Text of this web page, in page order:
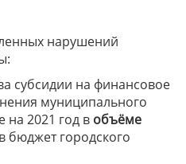
нарушений
субсидии на финансовое
муниципального
на 2021 год в объёме
в бюджет городского